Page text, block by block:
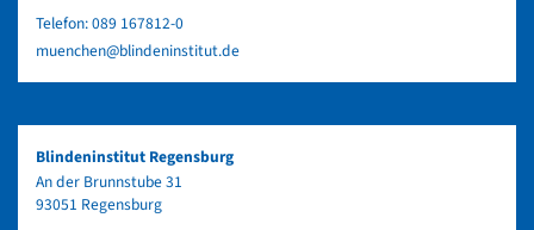
Telefon:089 167812-0
muenchen@blindeninstitut.de
Blindeninstitut Regensburg
An der Brunnstube 31
93051 Regensburg